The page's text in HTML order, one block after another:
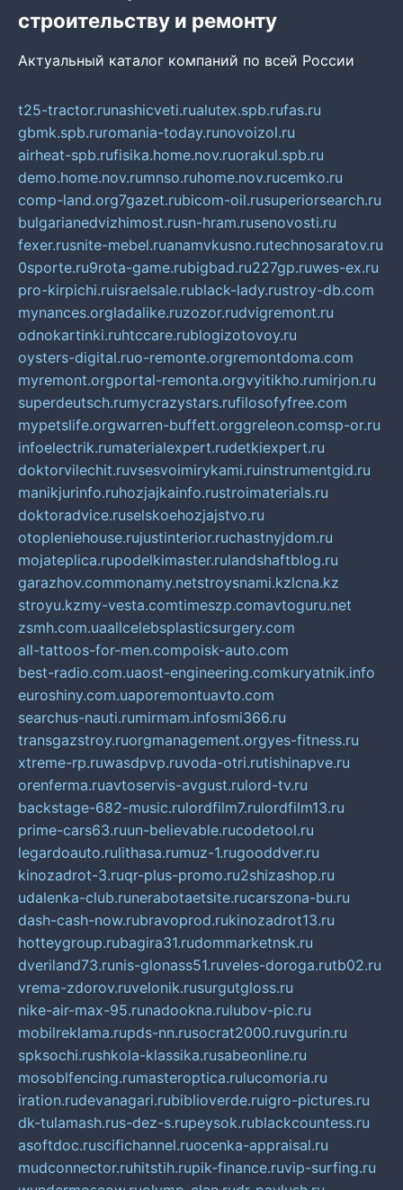
строительству и ремонту
Актуальный каталог компаний по всей России
t25-tractor.runashicveti.rualutex.spb.rufas.ru
gbmk.spb.ruromania-today.runovoizol.ru
airheat-spb.rufisika.home.nov.ruorakul.spb.ru
demo.home.nov.rumnso.ruhome.nov.rucemko.ru
comp-land.org7gazet.rubicom-oil.rusuperiorsearch.ru
bulgarianedvizhimost.rusn-hram.rusenovosti.ru
fexer.rusnite-mebel.ruanamvkusno.rutechnosaratov.ru
0sporte.ru9rota-game.rubigbad.ru227gp.ruwes-ex.ru
pro-kirpichi.ruisraelsale.rublack-lady.rustroy-db.com
mynances.orgladalike.ruzozor.rudvigremont.ru
odnokartinki.ruhtccare.rublogizotovoy.ru
oysters-digital.ruo-remonte.orgremontdoma.com
myremont.orgportal-remonta.orgvyitikho.rumirjon.ru
superdeutsch.rumycrazystars.rufilosofyfree.com
mypetslife.orgwarren-buffett.orggreleon.comsp-or.ru
infoelectrik.rumaterialexpert.rudetkiexpert.ru
doktorvilechit.ruvsesvoimirykami.ruinstrumentgid.ru
manikjurinfo.ruhozjajkainfo.rustroimaterials.ru
doktoradvice.ruselskoehozjajstvo.ru
otopleniehouse.rujustinterior.ruchastnyjdom.ru
mojateplica.rupodelkimaster.rulandshaftblog.ru
garazhov.commonamy.netstroysnami.kzlcna.kz
stroyu.kzmy-vesta.comtimeszp.comavtoguru.net
zsmh.com.uaallcelebsplasticsurgery.com
all-tattoos-for-men.compoisk-auto.com
best-radio.com.uaost-engineering.comkuryatnik.info
euroshiny.com.uaporemontuavto.com
searchus-nauti.rumirmam.infosmi366.ru
transgazstroy.ruorgmanagement.orgyes-fitness.ru
xtreme-rp.ruwasdpvp.ruvoda-otri.rutishinapve.ru
orenferma.ruavtoservis-avgust.rulord-tv.ru
backstage-682-music.rulordfilm7.rulordfilm13.ru
prime-cars63.ruun-believable.rucodetool.ru
legardoauto.rulithasa.rumuz-1.rugooddver.ru
kinozadrot-3.ruqr-plus-promo.ru2shizashop.ru
udalenka-club.runerabotaetsite.rucarszona-bu.ru
dash-cash-now.rubravoprod.rukinozadrot13.ru
hotteygroup.rubagira31.rudommarketnsk.ru
dveriland73.runis-glonass51.ruveles-doroga.rutb02.ru
vrema-zdorov.ruvelonik.rusurgutgloss.ru
nike-air-max-95.runadookna.rulubov-pic.ru
mobilreklama.rupds-nn.rusocrat2000.ruvgurin.ru
spksochi.rushkola-klassika.rusabeonline.ru
mosoblfencing.rumasteroptica.rulucomoria.ru
iration.rudevanagari.rubiblioverde.ruigro-pictures.ru
dk-tulamash.rus-dez-s.rupeysok.rublackcountess.ru
asoftdoc.ruscifichannel.ruocenka-appraisal.ru
mudconnector.ruhitstih.rupik-finance.ruvip-surfing.ru